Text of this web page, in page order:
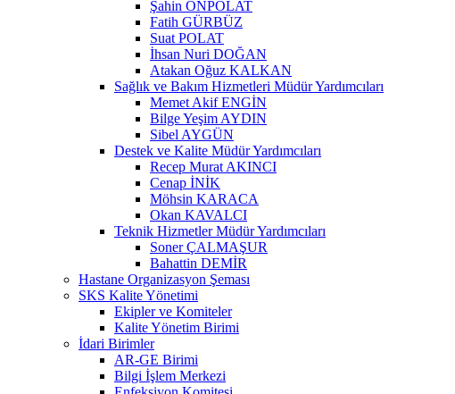
Şahin ÖNPOLAT
Fatih GÜRBÜZ
Suat POLAT
İhsan Nuri DOĞAN
Atakan Oğuz KALKAN
Sağlık ve Bakım Hizmetleri Müdür Yardımcıları
Memet Akif ENGİN
Bilge Yeşim AYDIN
Sibel AYGÜN
Destek ve Kalite Müdür Yardımcıları
Recep Murat AKINCI
Cenap İNİK
Möhsin KARACA
Okan KAVALCI
Teknik Hizmetler Müdür Yardımcıları
Soner ÇALMAŞUR
Bahattin DEMİR
Hastane Organizasyon Şeması
SKS Kalite Yönetimi
Ekipler ve Komiteler
Kalite Yönetim Birimi
İdari Birimler
AR-GE Birimi
Bilgi İşlem Merkezi